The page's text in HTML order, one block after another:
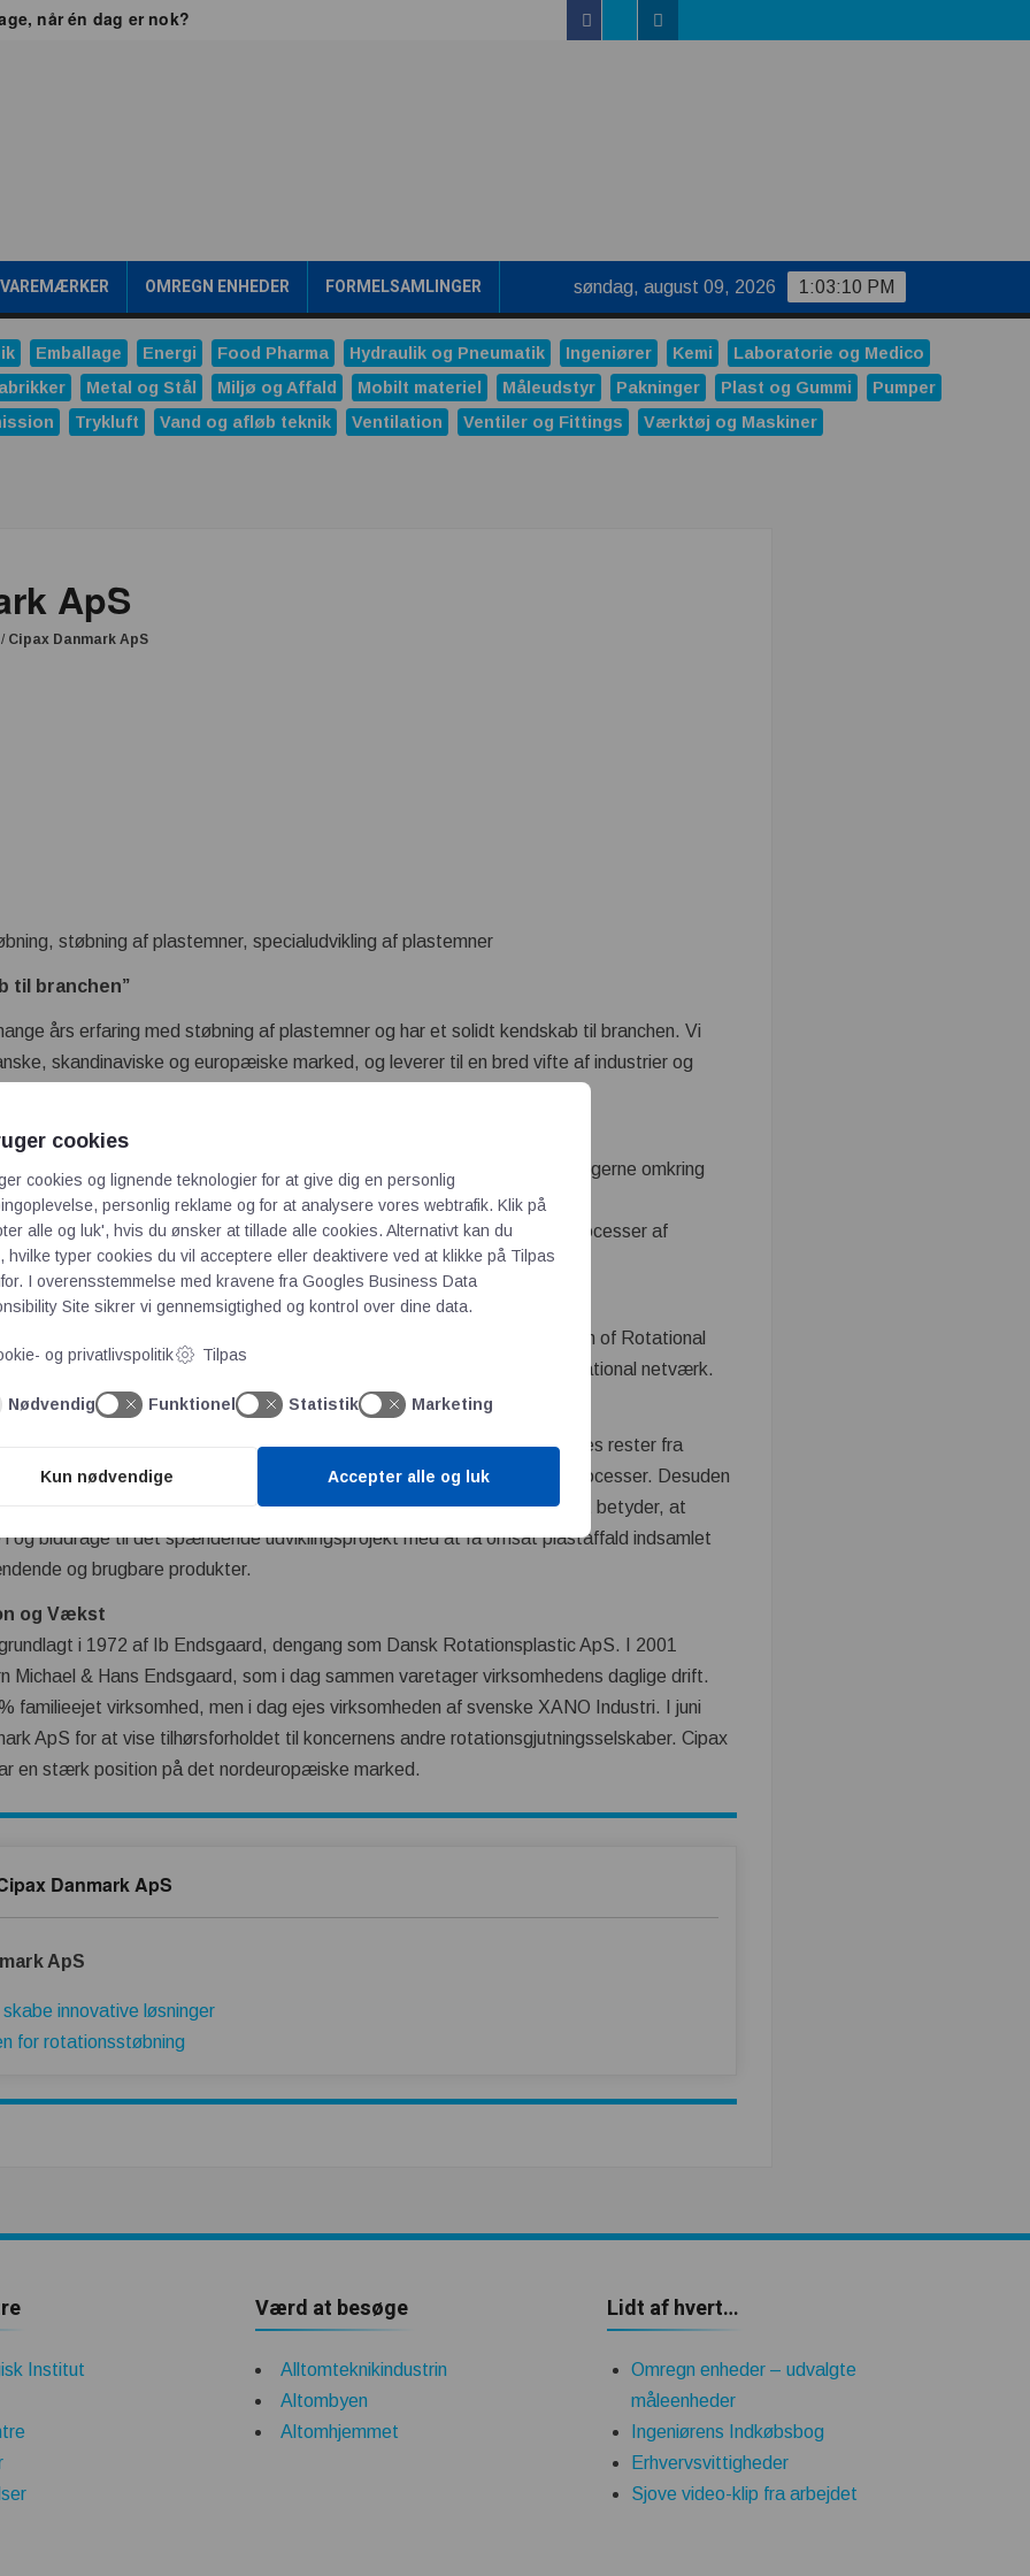
når én dag er nok?
Facebook
TwitterLinkedin
OMREGN ENHEDER FORMELSAMLINGER 1:03:11 PM
søndag, august 09, 2026
Emballage Energi Food Pharma Hydraulik og Pneumatik Ingeniører Kemi
Laboratorie og Medico
Metal og Stål Miljø og Affald Mobilt materiel Måleudstyr Pakninger Plast og Gummi
Pumper
Trykluft Vand og afløb teknik Ventilation Ventiler og Fittings
Værktøj og Maskiner
ApS
/ Cipax Danmark ApS
støbning af plastemner, specialudvikling af plastemner
til branchen”
års erfaring med støbning af plastemner og har et solidt kendskab til branchen. Vi
skandinaviske og europæiske marked, og leverer til en bred vifte af industrier og
offentlige og private sektor.
alle former inden for plast. Vi løser mange specialopgaver og rådgiver gerne omkring
konstruktion og styrkeberegning.
rotationsstøbte plastemner, og har være med fra de første udviklingsprocesser af
store plastemner.
netværk
sammenslutning af rotationsstøbere kaldet “ARM” Association of Rotational
medlem af lige siden. Vi har på denne måde et meget stort og international netværk.
for miljøet
med plastik, og derfor genanvender vi alle overskydende dele af vores rester fra
låg til beholdere. Alt plastik bliver kværnet så det kan regneres til nye processer. Desuden
her i Danmark, der har bedt os deltage i Projekt #Plastfrithav. Det betyder, at
og biddrage til det spændende udviklingsprojekt med at få omsat plastaffald indsamlet
og brugbare produkter.
og Vækst
i 1972 af Ib Endsgaard, dengang som Dansk Rotationsplastic ApS. I 2001
Michael & Hans Endsgaard, som i dag sammen varetager virksomhedens daglige drift.
familieejet virksomhed, men i dag ejes virksomheden af svenske XANO Industri. I juni
ApS for at vise tilhørsforholdet til koncernens andre rotationsgjutningsselskaber. Cipax
en stærk position på det nordeuropæiske marked.
Danmark ApS
ApS
innovative løsninger
for rotationsstøbning
Institut
Værd at besøge
Alltomteknikindustrin
Altombyen
Altomhjemmet
Lidt af hvert…
Omregn enheder – udvalgte
måleenheder
Ingeniørens Indkøbsbog
Erhvervsvittigheder
Sjove video-klip fra arbejdet
cookies
cookies og lignende teknologier for at give dig en personlig
personlig reklame og for at analysere vores webtrafik. Klik på
alle og luk', hvis du ønsker at tillade alle cookies. Alternativt kan du
hvilke typer cookies du vil acceptere eller deaktivere ved at klikke på Tilpas
I overensstemmelse med kravene fra Googles Business Data
Site sikrer vi gennemsigtighed og kontrol over dine data.
og privatlivspolitik Tilpas
Nødvendig Funktionel Statistik Marketing
Kun nødvendige Accepter alle og luk